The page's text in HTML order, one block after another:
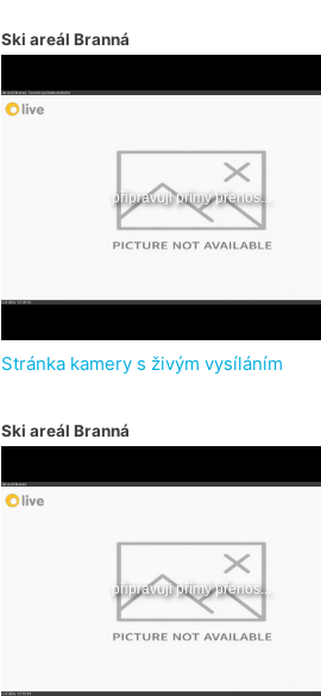
Ski areál Branná
Stránka kamery s živým vysíláním
Ski areál Branná